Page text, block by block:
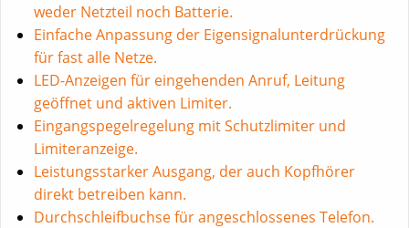
weder Netzteil noch Batterie.
Einfache Anpassung der Eigensignalunterdrückung
für fast alle Netze.
LED-Anzeigen für eingehenden Anruf, Leitung
geöffnet und aktiven Limiter.
Eingangspegelregelung mit Schutzlimiter und
Limiteranzeige.
Leistungsstarker Ausgang, der auch Kopfhörer
direkt betreiben kann.
Durchschleifbuchse für angeschlossenes Telefon.